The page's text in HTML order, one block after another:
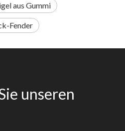
aus Gummi
Fender
unseren